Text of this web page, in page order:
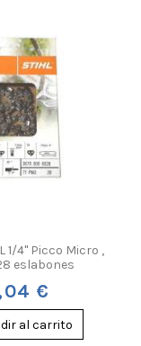
1/4" Picco Micro ,
eslabones
€
al carrito